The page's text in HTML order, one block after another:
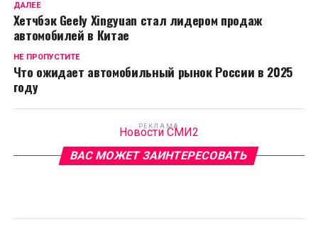
ДАЛЕЕ
Хетчбэк Geely Xingyuan стал лидером продаж
автомобилей в Китае
НЕ ПРОПУСТИТЕ
Что ожидает автомобильный рынок России в 2025
году
РЕКЛАМА
Новости СМИ2
ВАС МОЖЕТ ЗАИНТЕРЕСОВАТЬ